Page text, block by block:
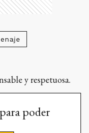
y respetuosa.
poder